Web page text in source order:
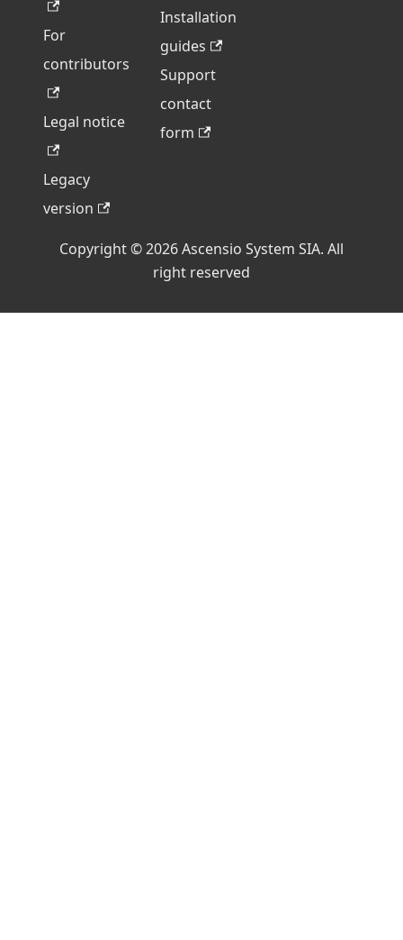
For
contributors
Legal notice
Legacy
version
Installation
guides
Support
contact
form
Copyright © 2026 Ascensio System SIA. All
right reserved